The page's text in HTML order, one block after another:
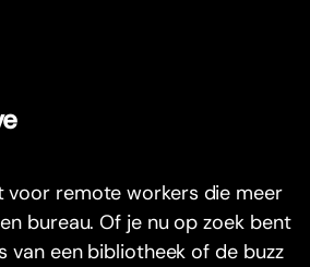
voor remote workers die meer
bureau. Of je nu op zoek bent
van een bibliotheek of de buzz